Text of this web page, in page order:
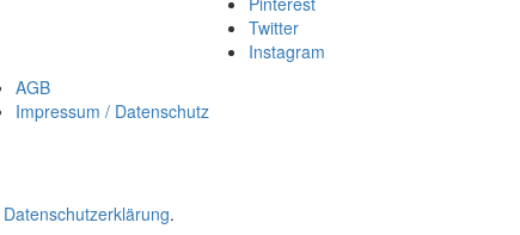
Twitter
Instagram
AGB
Impressum / Datenschutz
Datenschutzerklärung.